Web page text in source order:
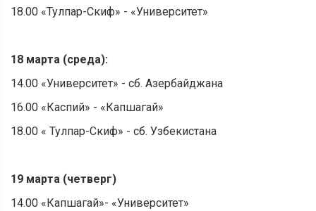
18.00 «Тулпар-Скиф» - «Университет»
18 марта (среда):
14.00 «Университет» - сб. Азербайджана
16.00 «Каспий» - «Капшагай»
18.00 « Тулпар-Скиф» - сб. Узбекистана
19 марта (четверг)
14.00 «Капшагай»- «Университет»